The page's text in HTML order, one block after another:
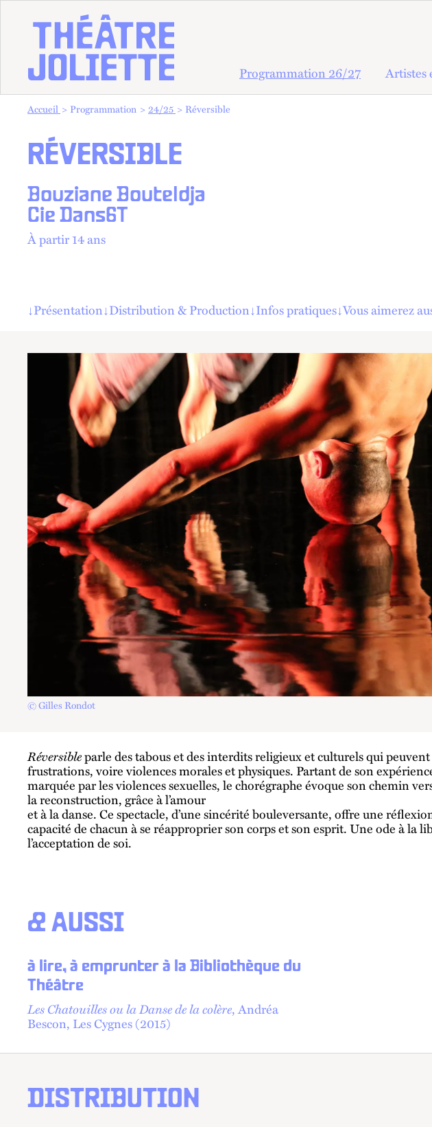
Programmation 26/27 Artistes
Vous êtes dans :
Accueil Programmation 24/25 Réversible
RÉVERSIBLE
Bouziane Bouteldja
Cie Dans6T
À partir 14 ans
↓Présentation↓Distribution & Production↓Infos pratiques↓Vous aimerez
© Gilles Rondot
Réversibleparle des tabous et des interdits religieux et culturels qui
frustrations, voire violences morales et physiques. Partant de son
marquée par les violences sexuelles, le chorégraphe évoque son chemin
la reconstruction, grâce à l’amour
et à la danse. Ce spectacle, d’une sincérité bouleversante, offre une
capacité de chacun à se réapproprier son corps et son esprit. Une ode à la
l’acceptation de soi.
& AUSSI
à lire, à emprunter à la Bibliothèque du
Théâtre
Les Chatouilles ou la Danse de la colère, Andréa
Bescon, Les Cygnes (2015)
DISTRIBUTION